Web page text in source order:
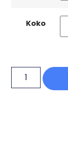
Koko